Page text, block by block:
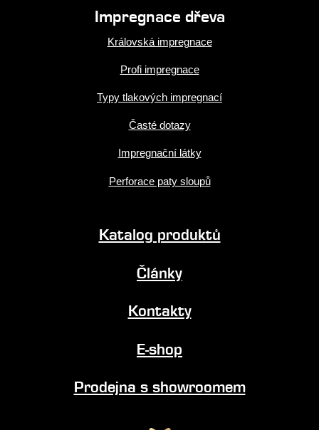
Impregnace dřeva
Královská impregnace
Profi impregnace
Typy tlakových impregnací
Časté dotazy
Impregnační látky
Perforace paty sloupů
Katalog produktů
Články
Kontakty
E-shop
Prodejna s showroomem